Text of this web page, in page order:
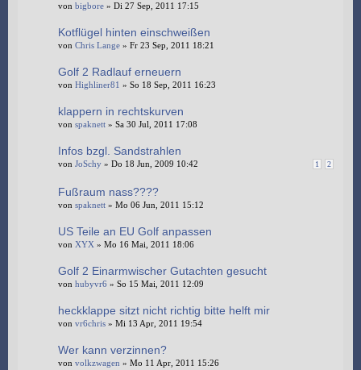
von bigbore » Di 27 Sep, 2011 17:15
Kotflügel hinten einschweißen
von Chris Lange » Fr 23 Sep, 2011 18:21
Golf 2 Radlauf erneuern
von Highliner81 » So 18 Sep, 2011 16:23
klappern in rechtskurven
von spaknett » Sa 30 Jul, 2011 17:08
Infos bzgl. Sandstrahlen
1 2
von JoSchy » Do 18 Jun, 2009 10:42
Fußraum nass????
von spaknett » Mo 06 Jun, 2011 15:12
US Teile an EU Golf anpassen
von XYX » Mo 16 Mai, 2011 18:06
Golf 2 Einarmwischer Gutachten gesucht
von hubyvr6 » So 15 Mai, 2011 12:09
heckklappe sitzt nicht richtig bitte helft mir
von vr6chris » Mi 13 Apr, 2011 19:54
Wer kann verzinnen?
von volkzwagen » Mo 11 Apr, 2011 15:26